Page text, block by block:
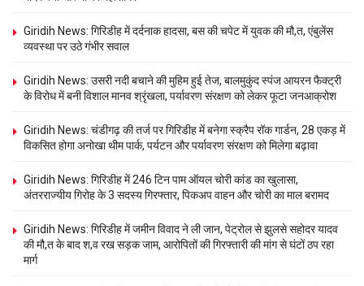
Giridih News: गिरिडीह में दर्दनाक हादसा, बस की चपेट में युवक की मौ,त, एंबुलेंस
व्यवस्था पर उठे गंभीर सवाल
Giridih News: उसरी नदी बचाने की मुहिम हुई तेज, बालमुकुंद स्पंज आयरन फैक्ट्री
के विरोध में बनी विशाल मानव श्रृंखला, पर्यावरण संरक्षण को लेकर फूटा जनआक्रोश
Giridih News: चंडीगढ़ की तर्ज पर गिरिडीह में बनेगा स्क्रैप रॉक गार्डन, 28 एकड़ में
विकसित होगा अनोखा थीम पार्क, पर्यटन और पर्यावरण संरक्षण को मिलेगा बढ़ावा
Giridih News: गिरिडीह में 246 टिन पाम ऑयल चोरी कांड का खुलासा,
अंतरराज्यीय गिरोह के 3 सदस्य गिरफ्तार, पिकअप वाहन और चोरी का माल बरामद
Giridih News: गिरिडीह में जमीन विवाद ने ली जान, पेट्रोल से झुलसे सहोदर यादव
की मौ,त के बाद श,व रख सड़क जाम, आरोपितों की गिरफ्तारी की मांग से घंटों ठप रहा
मार्ग